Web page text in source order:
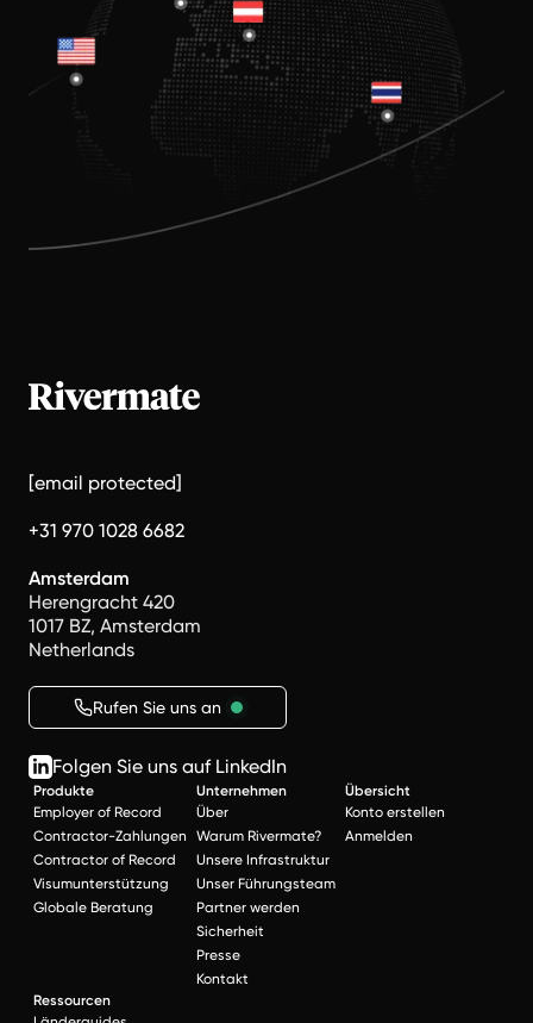
[email protected]
+31 970 1028 6682
Amsterdam
Herengracht 420
1017 BZ, Amsterdam
Netherlands
Rufen Sie uns an
Folgen Sie uns auf LinkedIn
Produkte
Employer of Record
Contractor-Zahlungen
Contractor of Record
Visumunterstützung
Globale Beratung
Unternehmen
Über
Warum Rivermate?
Unsere Infrastruktur
Unser Führungsteam
Partner werden
Sicherheit
Presse
Kontakt
Übersicht
Konto erstellen
Anmelden
Ressourcen